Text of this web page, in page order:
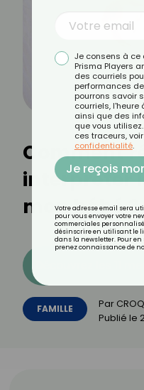
Comment
interpréter
mon bébé ?
FAMILLE Par
Publié le
Je consens à ce
Prisma Players
des courriels
performances
pourrons savoir
courriels,
ainsi que des
que vous
ces traceurs,
confidentialité.
Je reçois
Votre adresse email sera
pour vous envoyer votre
commerciales
désinscrire en utilisant le
dans la newsletter. Pour en
prenez connaissance de